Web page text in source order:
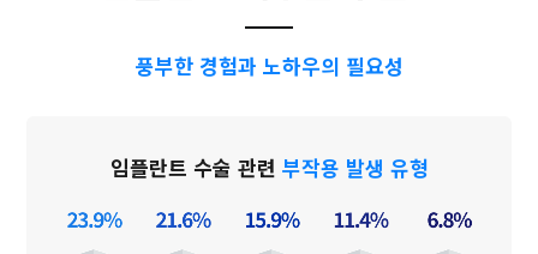
풍부한 경험과 노하우의 필요성
임플란트 수술 관련 부작용 발생 유형